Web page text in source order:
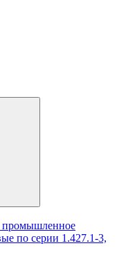
промышленное
по серии 1.427.1-3,